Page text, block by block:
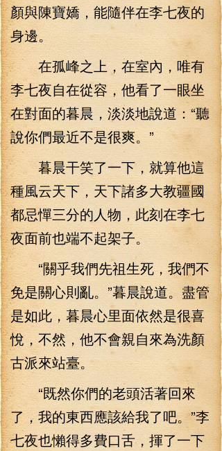
顏與陳寶嬌，能隨伴在李七夜的
身邊。
在孤峰之上，在室內，唯有
李七夜自在從容，他看了一眼坐
在對面的暮晨，淡淡地說道：“聽
說你們最近不是很爽。”
暮晨干笑了一下，就算他這
種風云天下，天下諸多大教疆國
都忌憚三分的人物，此刻在李七
夜面前也端不起架子。
“關乎我們先祖生死，我們不
免是關心則亂。”暮晨說道。盡管
是如此，暮晨心里面依然是很喜
悅，不然，他不會親自來為洗顏
古派來站臺。
“既然你們的老頭活著回來
了，我的東西應該給我了吧。”李
七夜也懶得多費口舌，揮了一下